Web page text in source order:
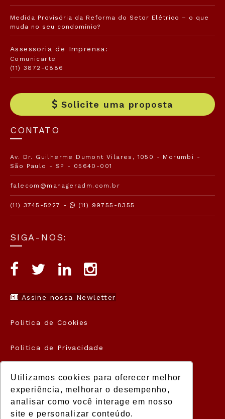
Utilizamos cookies para oferecer melhor
experiência, melhorar o desempenho,
analisar como você interage em nosso
site e personalizar conteúdo.
Medida Provisória da Reforma do Setor Elétrico – o que
muda no seu condomínio?
Assessoria de Imprensa:
Comunicarte
(11) 3872-0886
Solicite uma proposta
CONTATO
Av. Dr. Guilherme Dumont Vilares, 1050 - Morumbi -
São Paulo - SP - 05640-001
falecom@manageradm.com.br
(11) 3745-5227 - (11) 99755-8355
SIGA-NOS:
Assine nossa Newletter
Politica de Cookies
Politica de Privacidade
Termos de Uso